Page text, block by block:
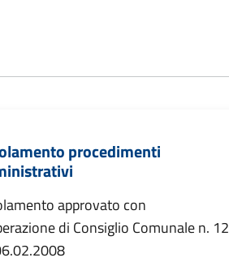
procedimenti
approvato con
di Consiglio Comunale n. 12